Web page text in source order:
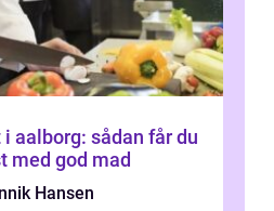
aalborg: sådan får du
med god mad
Hansen